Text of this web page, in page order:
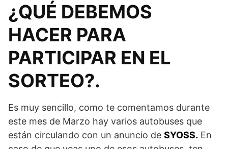
¿QUÉ DEBEMOS
HACER PARA
PARTICIPAR EN EL
SORTEO?.
Es muy sencillo, como te comentamos durante
este mes de Marzo hay varios autobuses que
están circulando con un anuncio de SYOSS. En